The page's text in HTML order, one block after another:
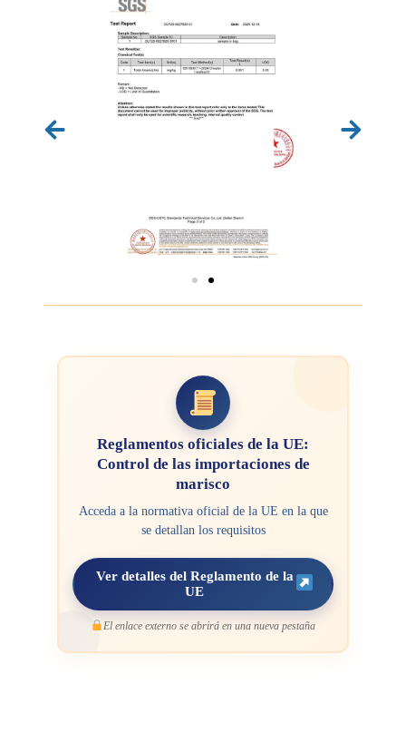
Reglamentos oficiales de la UE:
Control de las importaciones de
marisco
Acceda a la normativa oficial de la UE en la que
se detallan los requisitos
Ver detalles del Reglamento de la
UE
El enlace externo se abrirá en una nueva pestaña